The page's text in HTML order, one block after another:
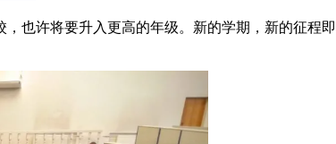
也许将要升入更高的年级。新的学期，新的征程